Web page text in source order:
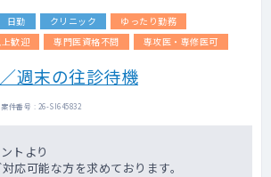
日勤 クリニック
ゆったり勤務
歓迎 専門医資格不問 専攻医・専修医可
週末の往診待機
件番号 : 26-SI645832
トより
応可能な方を求めております。